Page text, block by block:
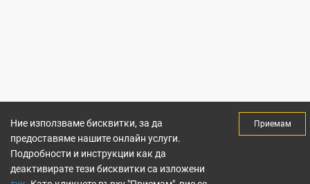
Ние използваме бисквитки, за да
предоставяме нашите онлайн услуги.
Подробности и инструкции как да
деактивирате тези бисквитки са изложени
Приемам